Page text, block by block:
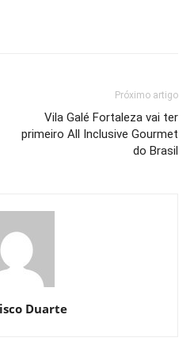
Próximo artigo
Vila Galé Fortaleza vai ter
primeiro All Inclusive Gourmet
do Brasil
Duarte